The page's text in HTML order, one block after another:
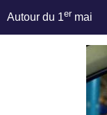
Autour du 1er mai